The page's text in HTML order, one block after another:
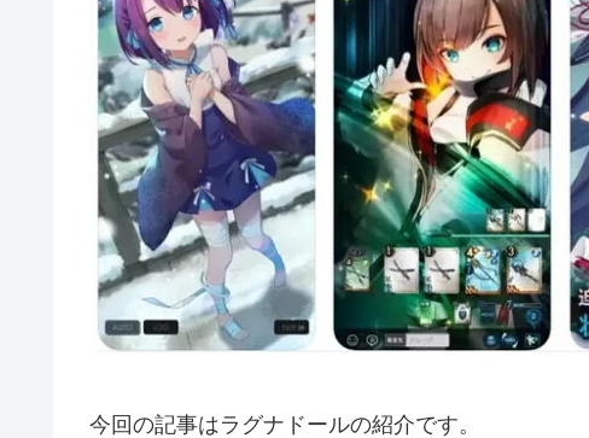
今回の記事はラグナドールの紹介です。